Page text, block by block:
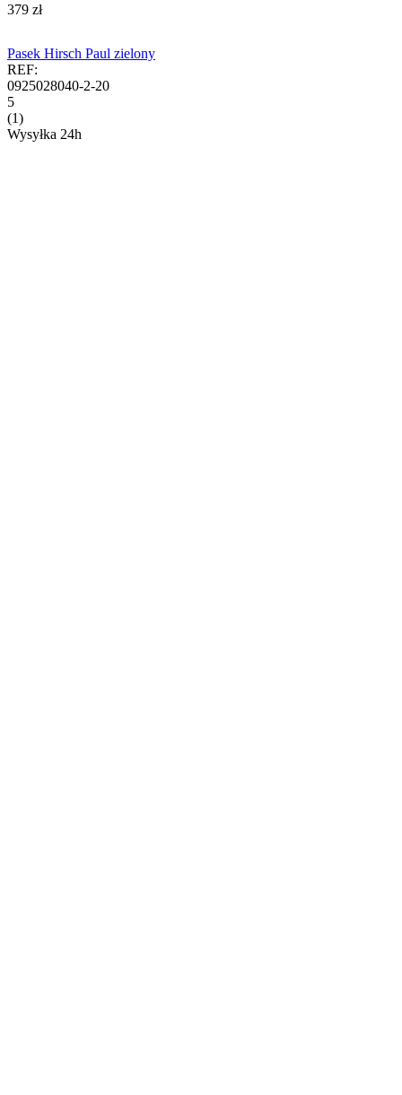
‍379‍ zł
Pasek Hirsch Paul zielony
REF:
0925028040-2-20
5
(1)
Wysyłka 24h